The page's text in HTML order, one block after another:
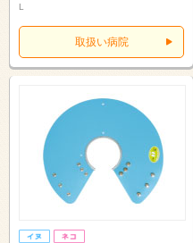
L
取扱い病院